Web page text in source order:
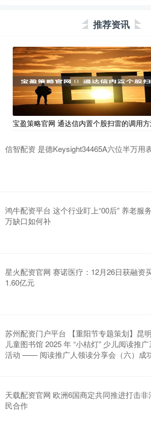
推荐资讯
宝盈策略官网 ​通达信内置个股扫雷的调用
信智配资 是德Keysight34465A六位半万用
鸿牛配资平台 这个行业盯上“00后” 养老服
万缺口如何补
星火配资官网 赛诺医疗：12月26日获融资
1.60亿元
苏州配资门户平台 【重阳节专题策划】昆
儿童图书馆 2025 年 “小桔灯” 少儿阅读推
活动 —— 阅读推广人领读分享会（六）成
天载配资官网 欧洲6国商定共同推进打击非
民合作